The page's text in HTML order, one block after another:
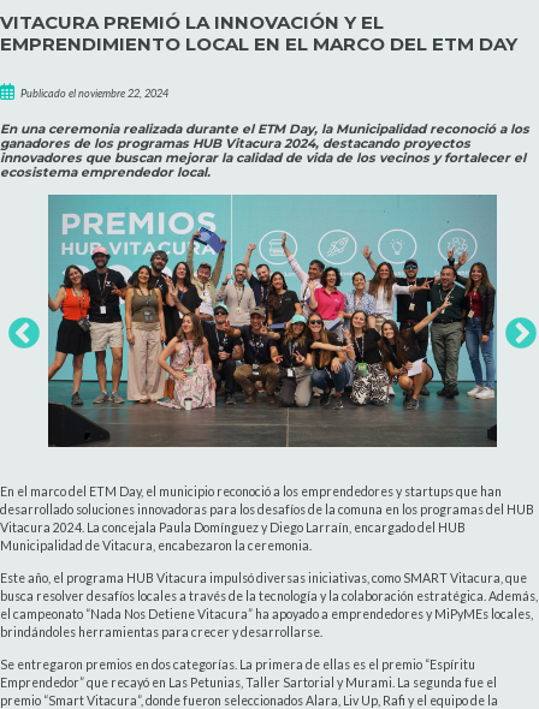
VITACURA PREMIÓ LA INNOVACIÓN Y EL
EMPRENDIMIENTO LOCAL EN EL MARCO DEL ETM DAY
Publicado el noviembre 22, 2024
En una ceremonia realizada durante el ETM Day, la Municipalidad reconoció a los
ganadores de los programas HUB Vitacura 2024, destacando proyectos
innovadores que buscan mejorar la calidad de vida de los vecinos y fortalecer el
ecosistema emprendedor local.
En el marco del ETM Day, el municipio reconoció a los emprendedores y startups que han
desarrollado soluciones innovadoras para los desafíos de la comuna en los programas del HUB
Vitacura 2024. La concejala Paula Domínguez y Diego Larraín, encargado del HUB
Municipalidad de Vitacura, encabezaron la ceremonia.
Este año, el programa HUB Vitacura impulsó diversas iniciativas, como SMART Vitacura, que
busca resolver desafíos locales a través de la tecnología y la colaboración estratégica. Además,
el campeonato “Nada Nos Detiene Vitacura” ha apoyado a emprendedores y MiPyMEs locales,
brindándoles herramientas para crecer y desarrollarse.
Se entregaron premios en dos categorías. La primera de ellas es el premio “Espíritu
Emprendedor” que recayó en Las Petunias, Taller Sartorial y Murami. La segunda fue el
premio “Smart Vitacura”, donde fueron seleccionados Alara, Liv Up, Rafi y el equipo de la